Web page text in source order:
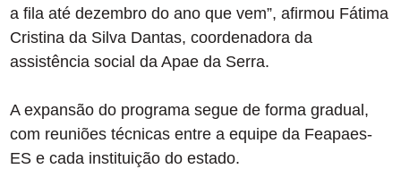
a fila até dezembro do ano que vem”, afirmou Fátima
Cristina da Silva Dantas, coordenadora da
assistência social da Apae da Serra.
A expansão do programa segue de forma gradual,
com reuniões técnicas entre a equipe da Feapaes-
ES e cada instituição do estado.